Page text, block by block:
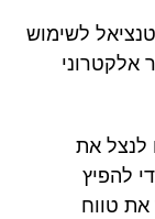
לשימוש
אלקטרוני
לנצל את
להפיץ
את טווח